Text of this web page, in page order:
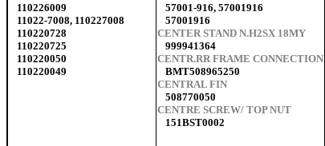
110226009
11022-7008, 110227008
110220728
110220725
110220050
110220049
57001-916, 57001916
57001916
CENTER STAND N.H2SX 18MY
999941364
CENTR.RR FRAME CONNECTION
BMT508965250
CENTRAL FIN
508770050
CENTRE SCREW/ TOP NUT
151BST0002